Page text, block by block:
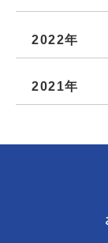
2022年
2021年